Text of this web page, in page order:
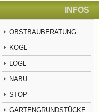
INFOS
OBSTBAUBERATUNG
KOGL
LOGL
NABU
STOP
GARTENGRUNDSTÜCKE